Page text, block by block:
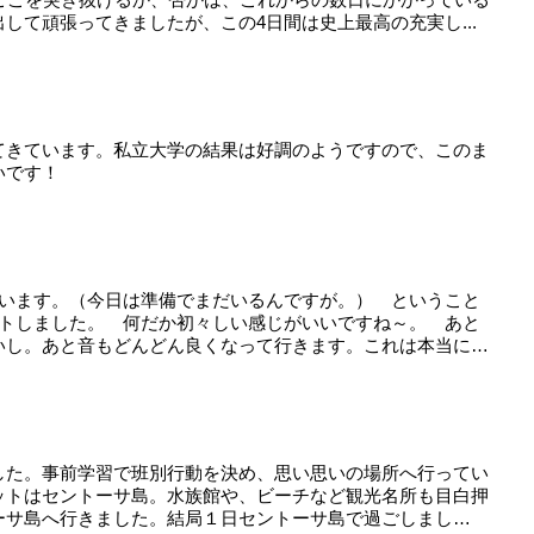
て頑張ってきましたが、この4日間は史上最高の充実し...
ています。私立大学の結果は好調のようですので、このま
す！
ます。（今日は準備でまだいるんですが。） ということ
しました。 何だか初々しい感じがいいですね～。 あと
。あと音もどんどん良くなって行きます。これは本当に
。事前学習で班別行動を決め、思い思いの場所へ行ってい
はセントーサ島。水族館や、ビーチなど観光名所も目白押
島へ行きました。結局１日セントーサ島で過ごしまし